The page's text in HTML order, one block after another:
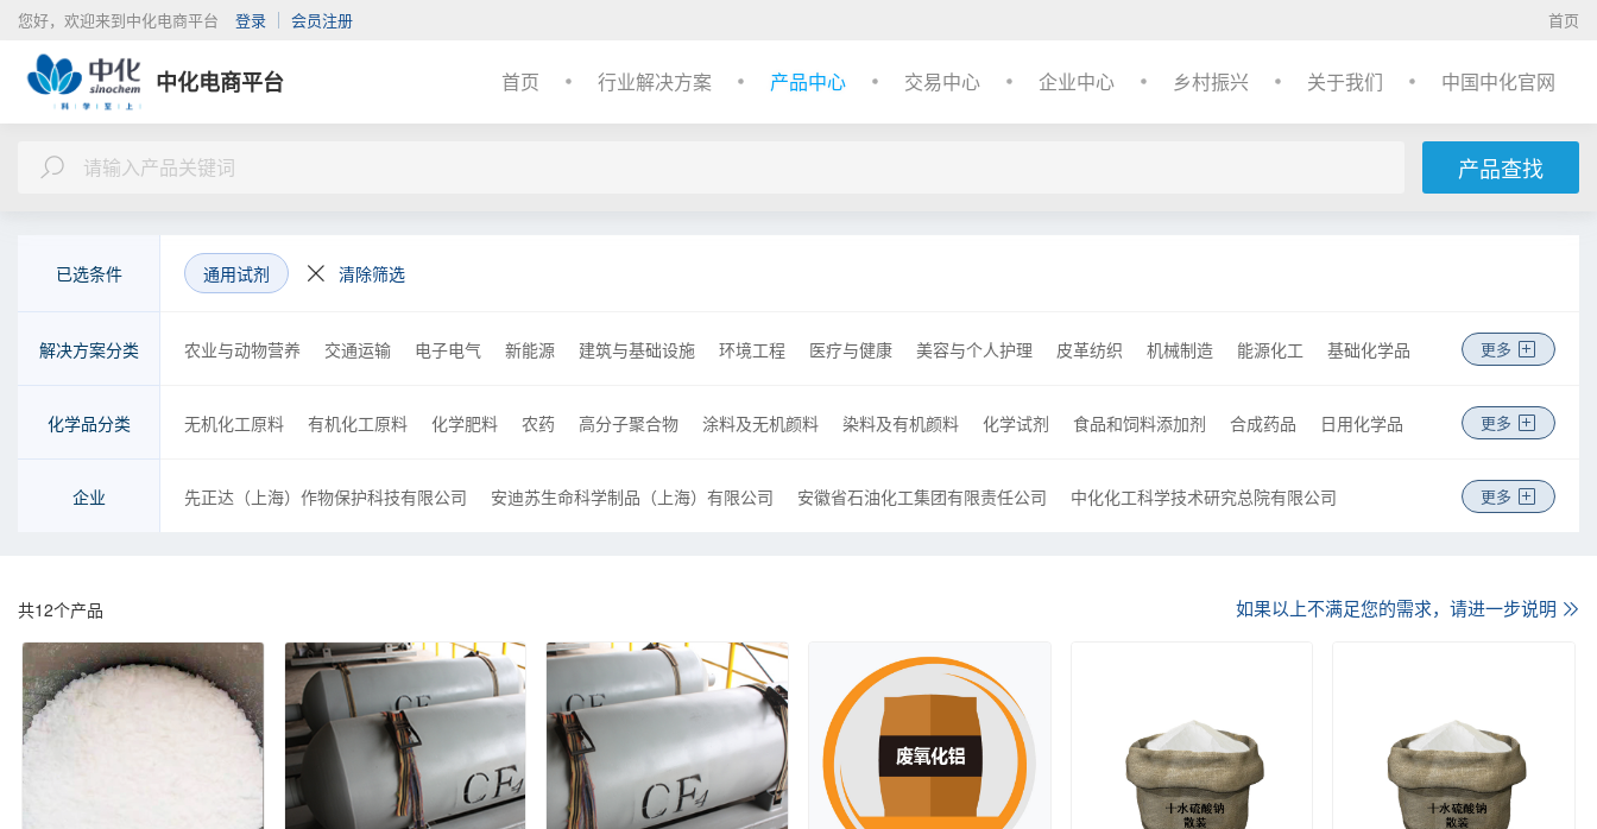
首页
您好，欢迎来到中化电商平台 登录 会员注册
中化电商平台 首页 行业解决方案 产品中心 交易中心 企业中心 乡村振兴 关于我们 中国中化官网
产品查找
已选条件 通用试剂 清除筛选
解决方案分类 农业与动物营养 交通运输 电子电气 新能源 建筑与基础设施 环境工程 医疗与健康 美容与个人护理 皮革纺织 机械制造 能源化工
基础化学品
更多
化学品分类 无机化工原料 有机化工原料 化学肥料 农药 高分子聚合物 涂料及无机颜料 染料及有机颜料 化学试剂 食品和饲料添加剂 合成药品
日用化学品
更多
企业 先正达（上海）作物保护科技有限公司 安迪苏生命科学制品（上海）有限公司 安徽省石油化工集团有限责任公司
中化化工科学技术研究总院有限公司
黎明化工研究设计院有限责任公司
昊华气体有限公司
中昊北方涂料工业研究设计院有限公司 德州实华化工有限公司
江苏淮河化工有限公司
蓝星（成都）新材料有限公司 中国蓝星哈尔滨石化有限公司 海洋化工研究院有限公司
锦西化工研究院有限公司
中国化工集团曙光橡胶工业研究设计院有限公司 山纳合成橡胶有限责任公司
广西蓝星大华化工有限责任公司
北京市碳纤维工程技术研究中心
兰州蓝星纤维有限公司 西北橡胶塑料研究设计院有限公司
北京橡胶工业研究设计院有限公司
中国化工株洲橡胶研究设计院有限公司
沈阳橡胶研究设计院有限公司 中昊（大连）化工研究设计院有限公司 广州合成材料研究院有限公司
昊华骏化集团有限公司
更多
共12个产品 如果以上不满足您的需求，请进一步说明